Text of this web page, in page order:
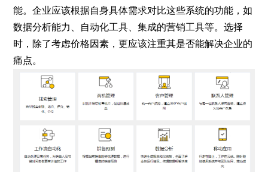
能。企业应该根据自身具体需求对比这些系统的功能，如
数据分析能力、自动化工具、集成的营销工具等。选择
时，除了考虑价格因素，更应该注重其是否能解决企业的
痛点。